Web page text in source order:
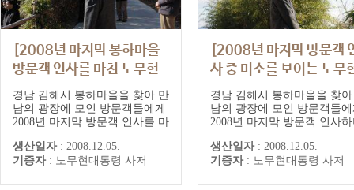
[2008년 마지막 봉하마을
방문객 인사를 마친 노무현
전 대통령]
경남 김해시 봉하마을을 찾아 만
남의 광장에 모인 방문객들에게
2008년 마지막 방문객 인사를 마
생산일자 : 2008.12.05.
기증자 : 노무현대통령 사저
[2008년 마지막 방문객
사 중 미소를 보이는 노무
대통령]
경남 김해시 봉하마을을 찾
남의 광장에 모인 방문객들
2008년 마지막 방문객 인사
생산일자 : 2008.12.05.
기증자 : 노무현대통령 사저